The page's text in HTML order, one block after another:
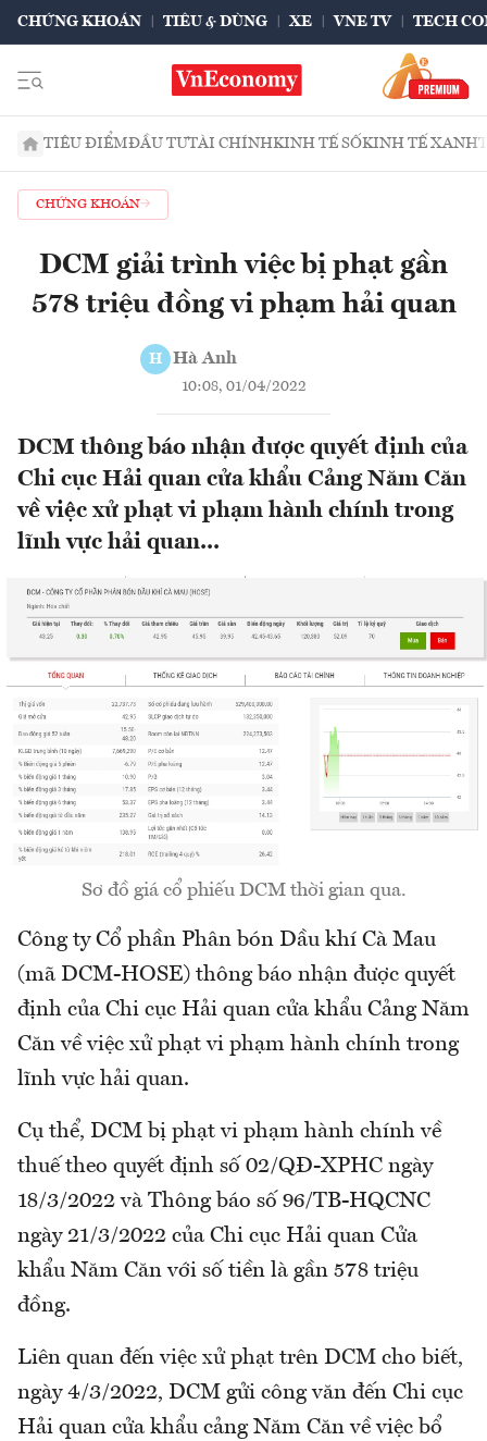
CHỨNG KHOÁN TIÊU & DÙNG XE VNE TV TECH
TIÊU ĐIỂMĐẦU TƯTÀI CHÍNHKINH TẾ SỐKINH TẾ XANH
CHỨNG KHOÁN
DCM giải trình việc bị phạt gần
578 triệu đồng vi phạm hải quan
H Hà Anh
10:08, 01/04/2022
DCM thông báo nhận được quyết định của
Chi cục Hải quan cửa khẩu Cảng Năm Căn
về việc xử phạt vi phạm hành chính trong
lĩnh vực hải quan...
Sơ đồ giá cổ phiếu DCM thời gian qua.
Công ty Cổ phần Phân bón Dầu khí Cà Mau
(mã DCM-HOSE) thông báo nhận được quyết
định của Chi cục Hải quan cửa khẩu Cảng Năm
Căn về việc xử phạt vi phạm hành chính trong
lĩnh vực hải quan.
Cụ thể, DCM bị phạt vi phạm hành chính về
thuế theo quyết định số 02/QĐ-XPHC ngày
18/3/2022 và Thông báo số 96/TB-HQCNC
ngày 21/3/2022 của Chi cục Hải quan Cửa
khẩu Năm Căn với số tiền là gần 578 triệu
đồng.
Liên quan đến việc xử phạt trên DCM cho biết,
ngày 4/3/2022, DCM gửi công văn đến Chi cục
Hải quan cửa khẩu cảng Năm Căn về việc bổ